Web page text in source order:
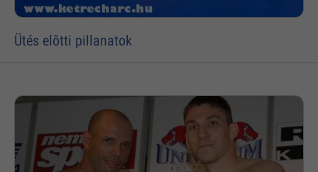
Ütés elõtti pillanatok